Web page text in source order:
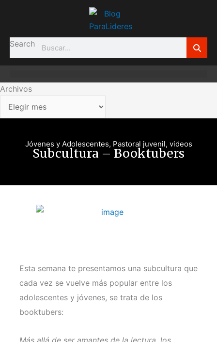
Search
Archivos
Jóvenes y Adolescentes, Pastoral juvenil, videos
Subcultura – Booktubers
Esta semana te presentamos una subcultura que
cada vez se vuelve más popular entre los
adolescentes y jóvenes, se trata de los
booktubers:
Más allá de ser amantes de la lectura, los